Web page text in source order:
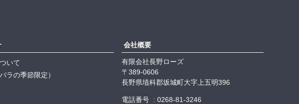
いて
ラの季節限定）
会社概要
有限会社長野ローズ
389-0606
長野県埴科郡坂城町大字上五明396
電話番号
0268-81-3246